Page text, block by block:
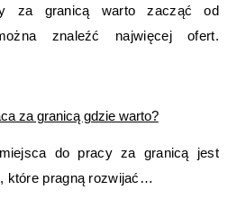
za granicą warto zacząć od
znaleźć najwięcej ofert.
za granicą gdzie warto?
do pracy za granicą jest
które pragną rozwijać…